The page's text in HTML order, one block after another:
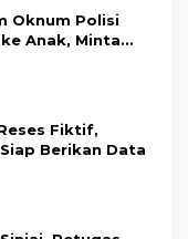
Oknum Polisi
Anak, Minta
Tegas
Fiktif,
Berikan Data